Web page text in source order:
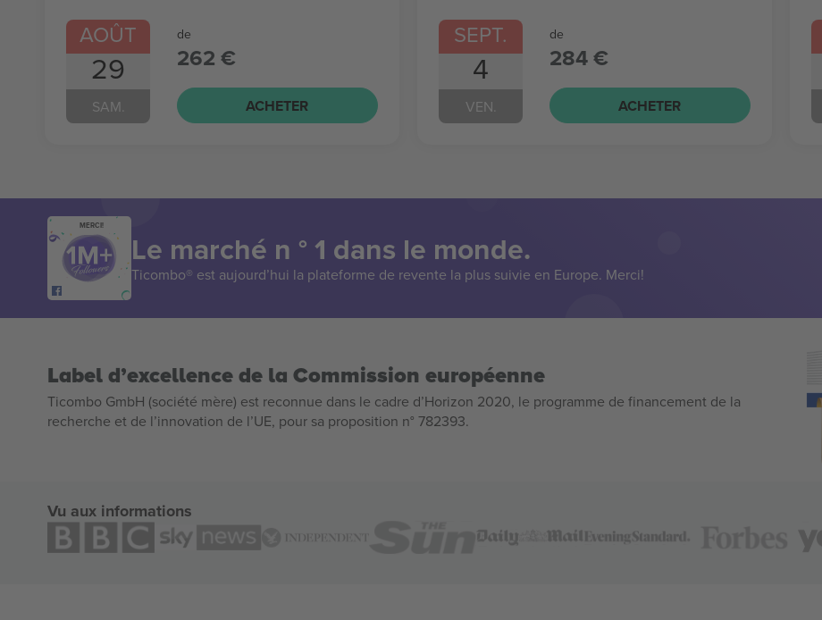
AOÛT
29
SAM.
de
262 €
ACHETER
SEPT.
4
VEN.
de
284 €
ACHETER
MERCI!
Le marché n ° 1 dans le monde.
Ticombo® est aujourd’hui la plateforme de revente la plus suivie en Europe. Merci!
Label d’excellence de la Commission européenne
Ticombo GmbH (société mère) est reconnue dans le cadre d’Horizon 2020, le programme de financement de la
recherche et de l’innovation de l’UE, pour sa proposition n° 782393.
Vu aux informations